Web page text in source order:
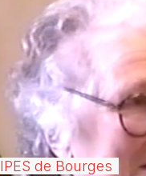
IPES de Bourges